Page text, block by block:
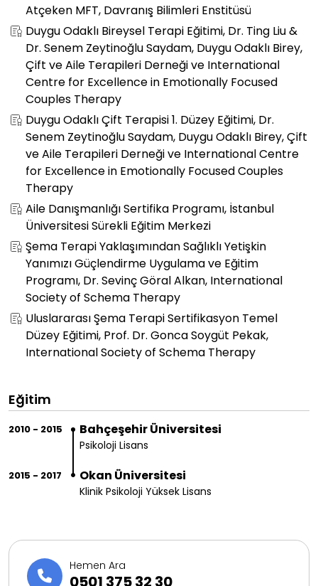
Atçeken MFT, Davranış Bilimleri Enstitüsü
Duygu Odaklı Bireysel Terapi Eğitimi, Dr. Ting Liu &
Dr. Senem Zeytinoğlu Saydam, Duygu Odaklı Birey,
Çift ve Aile Terapileri Derneği ve International
Centre for Excellence in Emotionally Focused
Couples Therapy
Duygu Odaklı Çift Terapisi 1. Düzey Eğitimi, Dr.
Senem Zeytinoğlu Saydam, Duygu Odaklı Birey, Çift
ve Aile Terapileri Derneği ve International Centre
for Excellence in Emotionally Focused Couples
Therapy
Aile Danışmanlığı Sertifika Programı, İstanbul
Üniversitesi Sürekli Eğitim Merkezi
Şema Terapi Yaklaşımından Sağlıklı Yetişkin
Yanımızı Güçlendirme Uygulama ve Eğitim
Programı, Dr. Sevinç Göral Alkan, International
Society of Schema Therapy
Uluslararası Şema Terapi Sertifikasyon Temel
Düzey Eğitimi, Prof. Dr. Gonca Soygüt Pekak,
International Society of Schema Therapy
Eğitim
2010 - 2015 Bahçeşehir Üniversitesi
Psikoloji Lisans
2015 - 2017 Okan Üniversitesi
Klinik Psikoloji Yüksek Lisans
Hemen Ara
0501 375 32 30